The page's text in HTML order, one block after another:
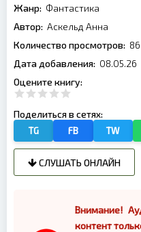
Жанр: Фантастика
Автор: Аскельд Анна
Количество просмотров: 86
Дата добавления: 08.05.26
Оцените книгу:
Поделиться в сетях:
TG FB TW
СЛУШАТЬ ОНЛАЙН
Внимание!
контент